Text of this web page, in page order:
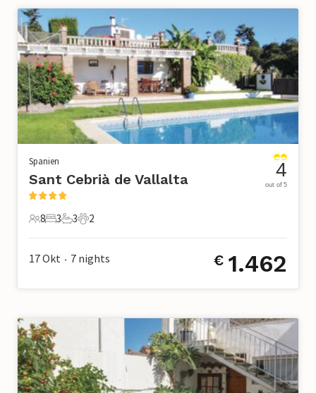
Spanien
Sant Cebrià de Vallalta
8 Gäste
8
3 Schlafzimmer
3
3 Badezimmer
3
2 Haustiere
2
4
out of 5
17 Okt • 7 nights € 1.462